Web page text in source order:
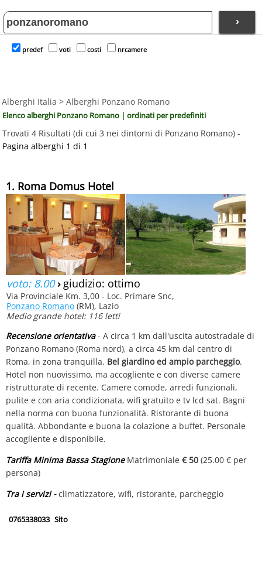
›
predef voti costi nrcamere
Alberghi Italia > Alberghi Ponzano Romano
Elenco alberghi Ponzano Romano | ordinati per predefiniti
Trovati 4 Risultati (di cui 3 nei dintorni di Ponzano Romano) -
Pagina alberghi 1 di 1
1. Roma Domus Hotel
voto: 8.00› giudizio: ottimo
Via Provinciale Km. 3,00 - Loc. Primare Snc,
Ponzano Romano (RM), Lazio
Medio grande hotel: 116 letti
Recensione orientativa- A circa 1 km dall'uscita autostradale di
Ponzano Romano (Roma nord), a circa 45 km dal centro di
Roma, in zona tranquilla. Bel giardino ed ampio parcheggio.
Hotel non nuovissimo, ma accogliente e con diverse camere
ristrutturate di recente. Camere comode, arredi funzionali,
pulite e con aria condizionata, wifi gratuito e tv lcd sat. Bagni
nella norma con buona funzionalità. Ristorante di buona
qualità. Abbondante e buona la colazione a buffet. Personale
accogliente e disponibile.
Tariffa Minima Bassa StagioneMatrimoniale € 50 (25.00 € per
persona)
Tra i servizi -climatizzatore, wifi, ristorante, parcheggio
0765338033 Sito